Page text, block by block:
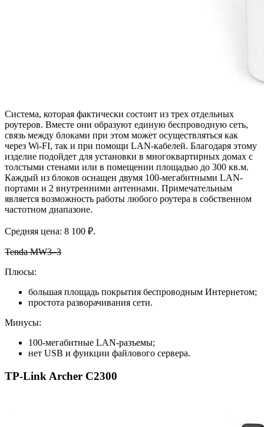
Система, которая фактически состоит из трех отдельных
роутеров. Вместе они образуют единую беспроводную сеть,
связь между блоками при этом может осуществляться как
через Wi-FI, так и при помощи LAN-кабелей. Благодаря этому
изделие подойдет для установки в многоквартирных домах с
толстыми стенами или в помещении площадью до 300 кв.м.
Каждый из блоков оснащен двумя 100-мегабитными LAN-
портами и 2 внутренними антеннами. Примечательным
является возможность работы любого роутера в собственном
частотном диапазоне.
Средняя цена: 8 100 ₽.
Tenda MW3–3
Плюсы:
большая площадь покрытия беспроводным Интернетом;
простота разворачивания сети.
Минусы:
100-мегабитные LAN-разъемы;
нет USB и функции файлового сервера.
TP-Link Archer C2300